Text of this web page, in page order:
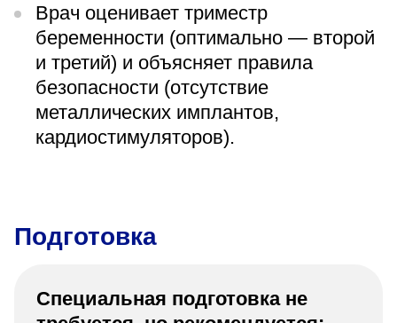
Врач оценивает триместр
беременности (оптимально — второй
и третий) и объясняет правила
безопасности (отсутствие
металлических имплантов,
кардиостимуляторов).
Подготовка
Специальная подготовка не